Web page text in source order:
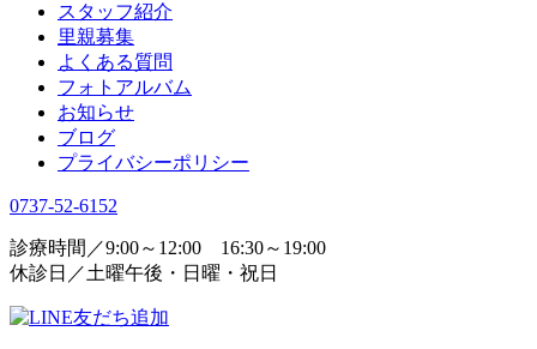
スタッフ紹介
里親募集
よくある質問
フォトアルバム
お知らせ
ブログ
プライバシーポリシー
0737-52-6152
診療時間／9:00～12:00 16:30～19:00
休診日／土曜午後・日曜・祝日